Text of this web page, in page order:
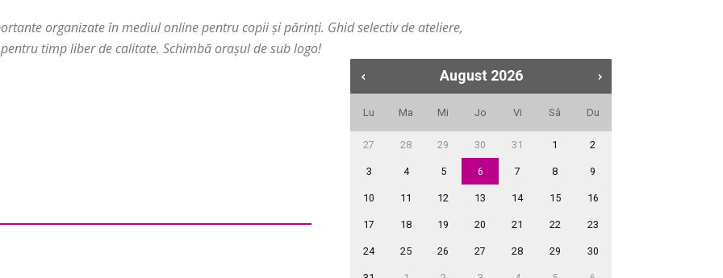
organizate în mediul online pentru copii și părinți. Ghid selectiv de ateliere,
timp liber de calitate. Schimbă orașul de sub logo!
August 2026
Lu Ma Mi Jo Vi Sâ Du
27 28 29 30 31 1 2
3 4 5 6 7 8 9
10 11 12 13 14 15 16
17 18 19 20 21 22 23
24 25 26 27 28 29 30